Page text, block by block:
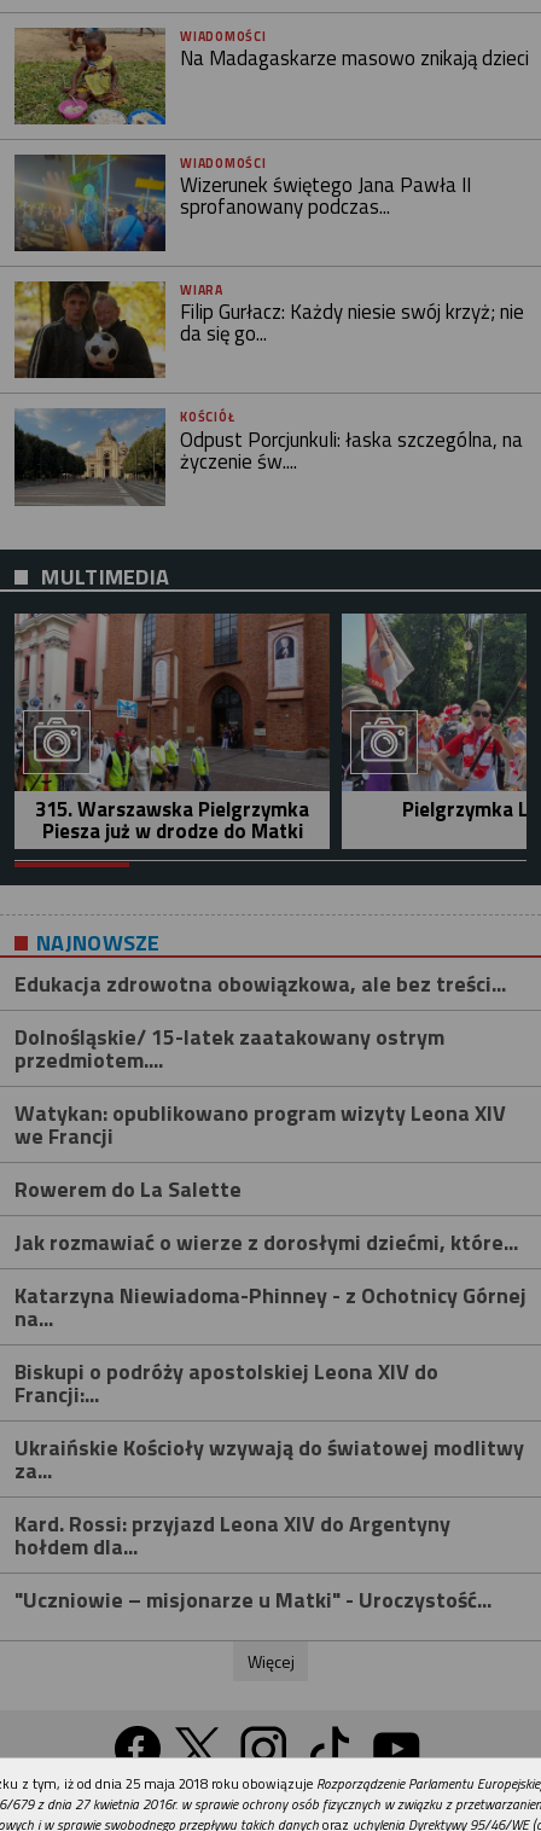
WIADOMOŚCI
Na Madagaskarze masowo znikają dzieci
WIADOMOŚCI
Wizerunek świętego Jana Pawła II
sprofanowany podczas...
WIARA
Filip Gurłacz: Każdy niesie swój krzyż; nie
da się go...
KOŚCIÓŁ
Odpust Porcjunkuli: łaska szczególna, na
życzenie św....
MULTIMEDIA
315. Warszawska Pielgrzymka
Piesza już w drodze do Matki
Pielgrzymka
NAJNOWSZE
Edukacja zdrowotna obowiązkowa, ale bez treści...
Dolnośląskie/ 15-latek zaatakowany ostrym
przedmiotem....
Watykan: opublikowano program wizyty Leona XIV
we Francji
Rowerem do La Salette
Jak rozmawiać o wierze z dorosłymi dziećmi, które...
Katarzyna Niewiadoma-Phinney - z Ochotnicy Górnej
na...
Biskupi o podróży apostolskiej Leona XIV do
Francji:...
Ukraińskie Kościoły wzywają do światowej modlitwy
za...
Kard. Rossi: przyjazd Leona XIV do Argentyny
hołdem dla...
"Uczniowie – misjonarze u Matki" - Uroczystość...
Więcej
Wersja na komputer
REKLAMA
z tym, iż od dnia 25 maja 2018 roku obowiązuje Rozporządzenie Parlamentu
679 z dnia 27 kwietnia 2016r. w sprawie ochrony osób fizycznych w związku z
i w sprawie swobodnego przepływu takich danychoraz uchylenia Dyrektywy 95/46/WE